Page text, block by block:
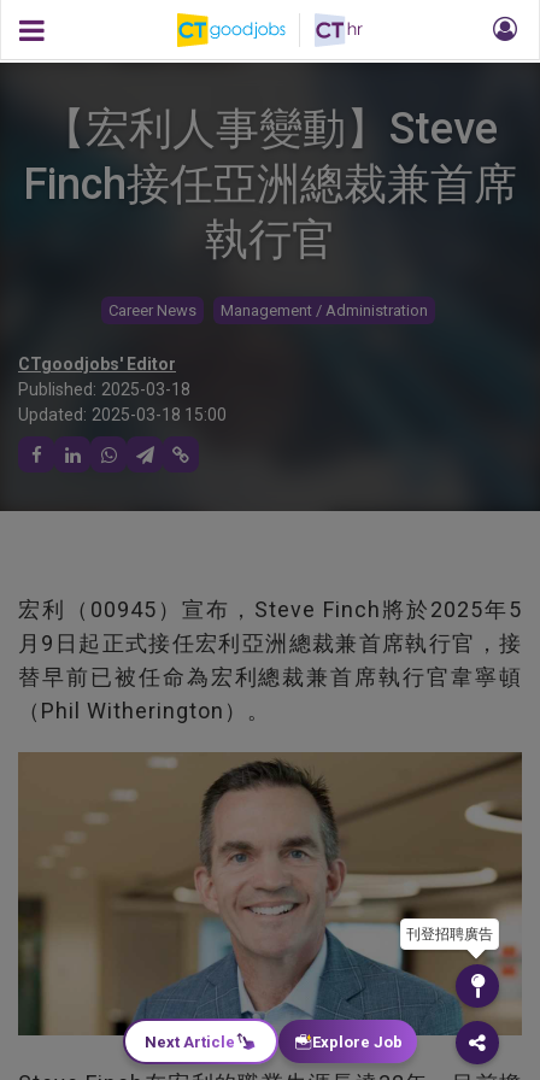
【宏利人事變動】Steve
Finch接任亞洲總裁兼首席
執行官
Career News Management / Administration
CTgoodjobs' Editor
Published: 2025-03-18
Updated: 2025-03-18 15:00
宏利（00945）宣布，Steve Finch將於2025年5
月9日起正式接任宏利亞洲總裁兼首席執行官，接
替早前已被任命為宏利總裁兼首席執行官韋寧頓
（Phil Witherington）。
刊登招聘廣告
Next Article Explore Job